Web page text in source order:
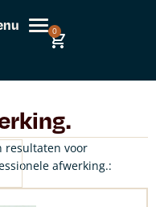
0
resultaten voor
afwerking.: